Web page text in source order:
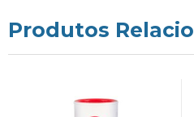
Produtos